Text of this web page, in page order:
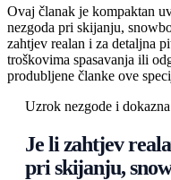
Ovaj članak je kompaktan
nezgoda pri skijanju,
zahtjev realan i za detaljna
troškovima spasavanja ili
produbljene članke ove
Uzrok nezgode i
Je li zahtjev
pri skijanju,